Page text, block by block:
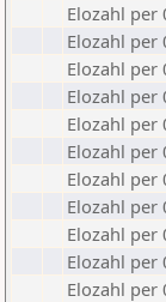
Elozahl per
Elozahl per
Elozahl per
Elozahl per
Elozahl per
Elozahl per
Elozahl per
Elozahl per
Elozahl per
Elozahl per
Elozahl per